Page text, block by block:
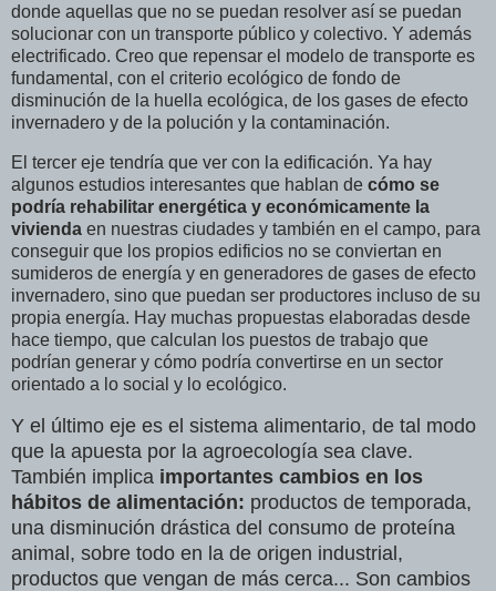
donde aquellas que no se puedan resolver así se puedan
solucionar con un transporte público y colectivo. Y además
electrificado. Creo que repensar el modelo de transporte es
fundamental, con el criterio ecológico de fondo de
disminución de la huella ecológica, de los gases de efecto
invernadero y de la polución y la contaminación.
El tercer eje tendría que ver con la edificación. Ya hay
algunos estudios interesantes que hablan de cómo se
podría rehabilitar energética y económicamente la
vivienda en nuestras ciudades y también en el campo, para
conseguir que los propios edificios no se conviertan en
sumideros de energía y en generadores de gases de efecto
invernadero, sino que puedan ser productores incluso de su
propia energía. Hay muchas propuestas elaboradas desde
hace tiempo, que calculan los puestos de trabajo que
podrían generar y cómo podría convertirse en un sector
orientado a lo social y lo ecológico.
Y el último eje es el sistema alimentario, de tal modo
que la apuesta por la agroecología sea clave.
También implica importantes cambios en los
hábitos de alimentación: productos de temporada,
una disminución drástica del consumo de proteína
animal, sobre todo en la de origen industrial,
productos que vengan de más cerca... Son cambios